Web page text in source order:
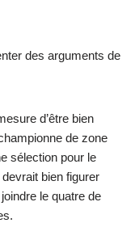
des arguments de
d’être bien
de zone
sélection pour le
bien figurer
le quatre de